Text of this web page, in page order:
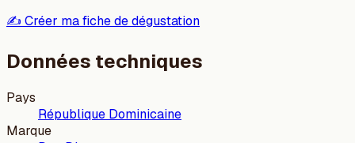
✍️ Créer ma fiche de dégustation
Données techniques
Pays
République Dominicaine
Marque